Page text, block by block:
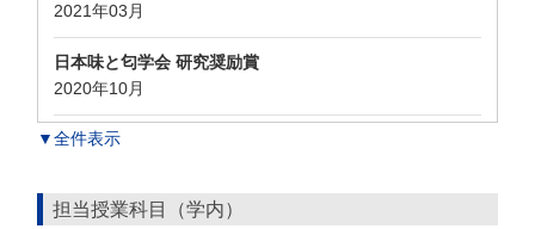
2021年03月
日本味と匂学会 研究奨励賞
2020年10月
▼全件表示
担当授業科目（学内）